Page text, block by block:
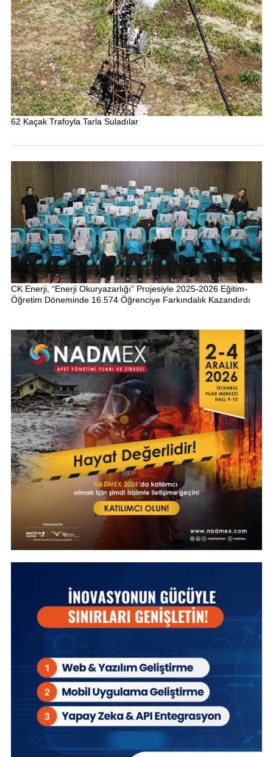
62 Kaçak Trafoyla Tarla Suladılar
CK Enerji, “Enerji Okuryazarlığı” Projesiyle 2025-2026 Eğitim-
Öğretim Döneminde 16.574 Öğrenciye Farkındalık Kazandırdı